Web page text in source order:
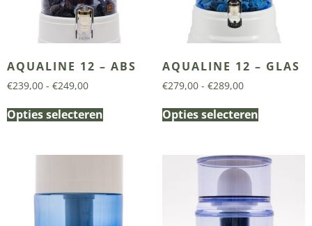
AQUALINE 12 – ABS
€239,00 - €249,00
Opties selecteren
AQUALINE 12 – GLAS
€279,00 - €289,00
Opties selecteren